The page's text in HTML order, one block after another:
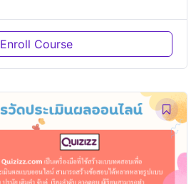
Enroll Course